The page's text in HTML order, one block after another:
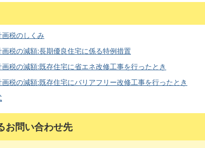
税のしくみ
税の減額:長期優良住宅に係る特例措置
税の減額:既存住宅に省エネ改修工事を行ったとき
税の減額:既存住宅にバリアフリー改修工事を行ったとき
お問い合わせ先